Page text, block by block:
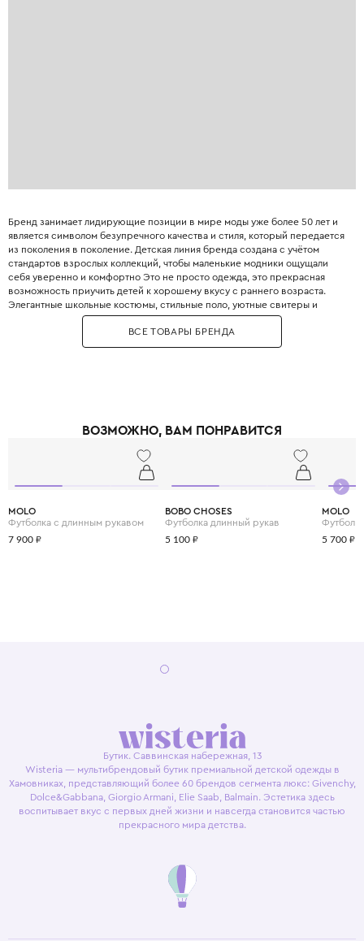
Бренд занимает лидирующие позиции в мире моды уже более 50 лет и
является символом безупречного качества и стиля, который передается
из поколения в поколение. Детская линия бренда создана с учётом
стандартов взрослых коллекций, чтобы маленькие модники ощущали
себя уверенно и комфортно Это не просто одежда, это прекрасная
возможность приучить детей к хорошему вкусу с раннего возраста.
Элегантные школьные костюмы, стильные поло, уютные свитеры и
практичные пуховики. Каждая деталь одежды Boss продумана до
мелочей, чтобы обеспечить не только стильный внешний вид, но и
максимальный комфорт.
ВСЕ ТОВАРЫ БРЕНДА
ВОЗМОЖНО, ВАМ ПОНРАВИТСЯ
MOLO
Футболка с длинным рукавом
7 900 ₽
BOBO CHOSES
Футболка длинный рукав
5 100 ₽
MOLO
5 700 ₽
Бутик. Саввинская набережная, 13
Wisteria — мультибрендовый бутик премиальной детской одежды в
Хамовниках, представляющий более 60 брендов сегмента люкс: Givenchy,
Dolce&Gabbana, Giorgio Armani, Elie Saab, Balmain. Эстетика здесь
воспитывает вкус с первых дней жизни и навсегда становится частью
прекрасного мира детства.